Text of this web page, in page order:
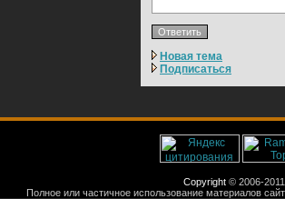
Новая тема
Подписаться
Copyright © 2006-
Полное или частичное использование материалов